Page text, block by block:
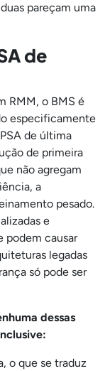
pareçam uma
de
RMM, o BMS é
especificamente
de última
de primeira
não agregam
a
pesado.
e
podem causar
legadas
só pode ser
dessas
o que se traduz